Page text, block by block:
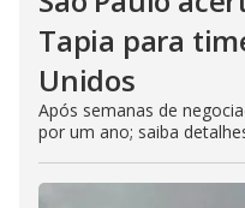
Tapia para
Unidos
Após semanas de
por um ano; saiba